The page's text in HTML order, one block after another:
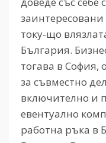
току-що
България.
тогава в София,
за съвместно
включително и
евентуално
работна ръка в